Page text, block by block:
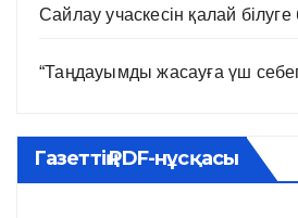
Сайлау учаскесін қалай
“Таңдауымды жасауға үш
Газеттің PDF-нұсқасы